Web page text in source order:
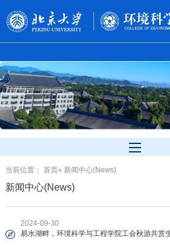
当前位置： 首页» 新闻中心(News)
新闻中心(News)
2024-09-30
易水湖畔，环境科学与工程学院工会秋游共赏